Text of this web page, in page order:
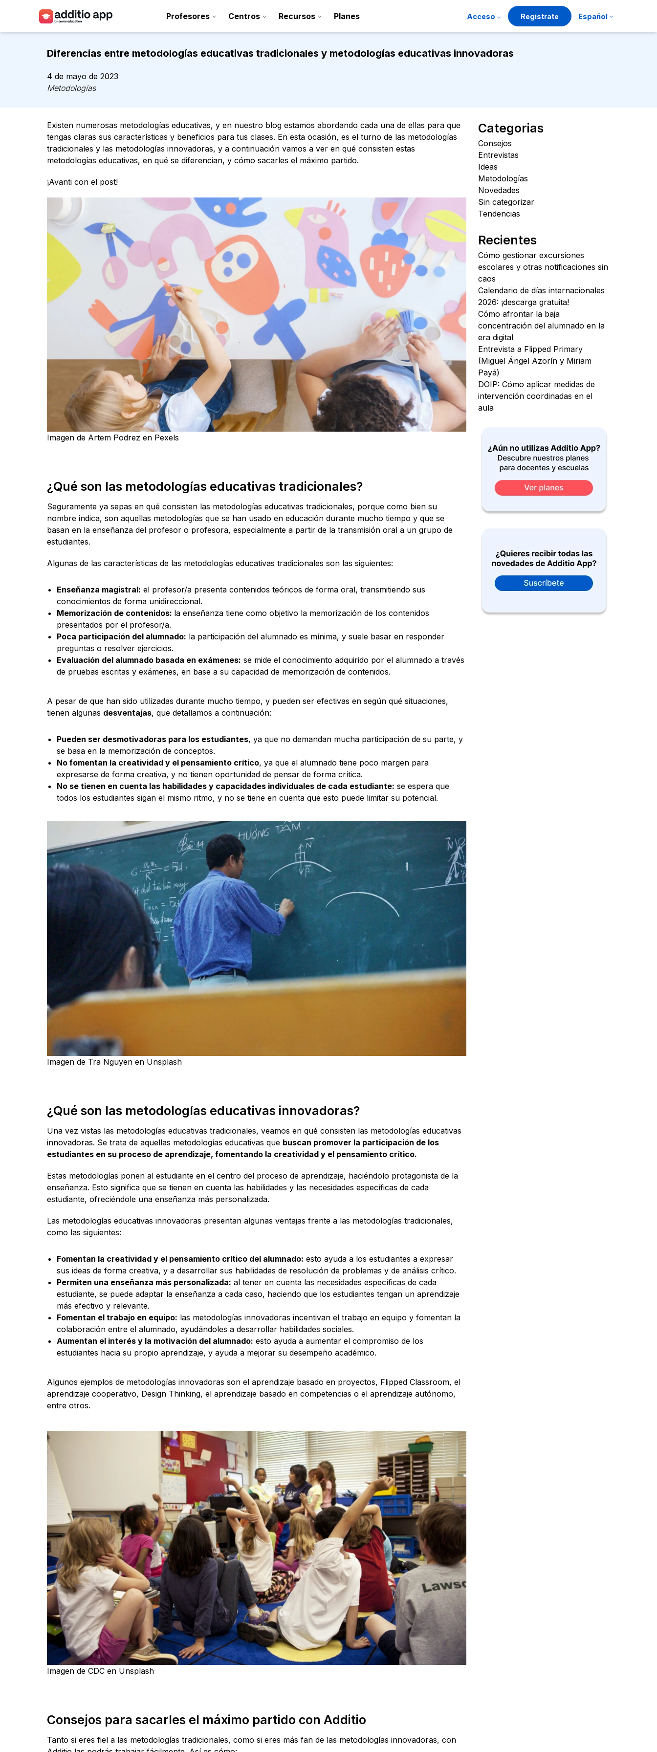
Profesores Centros Recursos Planes Acceso Regístrate Español
Recursos
Acceso
Regístrate
Español
Diferencias entre metodologías educativas tradicionales y metodologías educativas innovadoras
4 de mayo de 2023
Metodologías
Existen numerosas metodologías educativas, y en nuestro blog estamos abordando cada una de ellas para que
tengas claras sus características y beneficios para tus clases. En esta ocasión, es el turno de las metodologías
tradicionales y las metodologías innovadoras, y a continuación vamos a ver en qué consisten estas
metodologías educativas, en qué se diferencian, y cómo sacarles el máximo partido.
¡Avanti con el post!
Imagen de Artem Podrez en Pexels
¿Qué son las metodologías educativas tradicionales?
Seguramente ya sepas en qué consisten las metodologías educativas tradicionales, porque como bien su
nombre indica, son aquellas metodologías que se han usado en educación durante mucho tiempo y que se
basan en la enseñanza del profesor o profesora, especialmente a partir de la transmisión oral a un grupo de
estudiantes.
Algunas de las características de las metodologías educativas tradicionales son las siguientes:
Enseñanza magistral: el profesor/a presenta contenidos teóricos de forma oral, transmitiendo sus
conocimientos de forma unidireccional.
Memorización de contenidos: la enseñanza tiene como objetivo la memorización de los contenidos
presentados por el profesor/a.
Poca participación del alumnado: la participación del alumnado es mínima, y suele basar en responder
preguntas o resolver ejercicios.
Evaluación del alumnado basada en exámenes: se mide el conocimiento adquirido por el alumnado a través
de pruebas escritas y exámenes, en base a su capacidad de memorización de contenidos.
A pesar de que han sido utilizadas durante mucho tiempo, y pueden ser efectivas en según qué situaciones,
tienen algunas desventajas, que detallamos a continuación:
Pueden ser desmotivadoras para los estudiantes, ya que no demandan mucha participación de su parte, y
se basa en la memorización de conceptos.
No fomentan la creatividad y el pensamiento crítico, ya que el alumnado tiene poco margen para
expresarse de forma creativa, y no tienen oportunidad de pensar de forma crítica.
No se tienen en cuenta las habilidades y capacidades individuales de cada estudiante: se espera que
todos los estudiantes sigan el mismo ritmo, y no se tiene en cuenta que esto puede limitar su potencial.
Imagen de Tra Nguyen en Unsplash
¿Qué son las metodologías educativas innovadoras?
Una vez vistas las metodologías educativas tradicionales, veamos en qué consisten las metodologías educativas
innovadoras. Se trata de aquellas metodologías educativas que buscan promover la participación de los
estudiantes en su proceso de aprendizaje, fomentando la creatividad y el pensamiento crítico.
Estas metodologías ponen al estudiante en el centro del proceso de aprendizaje, haciéndolo protagonista de la
enseñanza. Esto significa que se tienen en cuenta las habilidades y las necesidades específicas de cada
estudiante, ofreciéndole una enseñanza más personalizada.
Las metodologías educativas innovadoras presentan algunas ventajas frente a las metodologías tradicionales,
como las siguientes:
Fomentan la creatividad y el pensamiento crítico del alumnado: esto ayuda a los estudiantes a expresar
sus ideas de forma creativa, y a desarrollar sus habilidades de resolución de problemas y de análisis crítico.
Permiten una enseñanza más personalizada: al tener en cuenta las necesidades específicas de cada
estudiante, se puede adaptar la enseñanza a cada caso, haciendo que los estudiantes tengan un aprendizaje
más efectivo y relevante.
Fomentan el trabajo en equipo: las metodologías innovadoras incentivan el trabajo en equipo y fomentan la
colaboración entre el alumnado, ayudándoles a desarrollar habilidades sociales.
Aumentan el interés y la motivación del alumnado: esto ayuda a aumentar el compromiso de los
estudiantes hacia su propio aprendizaje, y ayuda a mejorar su desempeño académico.
Algunos ejemplos de metodologías innovadoras son el aprendizaje basado en proyectos, Flipped Classroom, el
aprendizaje cooperativo, Design Thinking, el aprendizaje basado en competencias o el aprendizaje autónomo,
entre otros.
Imagen de CDC en Unsplash
Consejos para sacarles el máximo partido con Additio
Tanto si eres fiel a las metodologías tradicionales, como si eres más fan de las metodologías innovadoras, con
Categorias
Consejos
Entrevistas
Ideas
Metodologías
Novedades
Sin categorizar
Tendencias
Recientes
Cómo gestionar excursiones
escolares y otras notificaciones sin
caos
Calendario de días internacionales
2026: ¡descarga gratuita!
Cómo afrontar la baja
concentración del alumnado en la
era digital
Entrevista a Flipped Primary
(Miguel Ángel Azorín y Miriam
Payá)
DOIP: Cómo aplicar medidas de
intervención coordinadas en el
aula